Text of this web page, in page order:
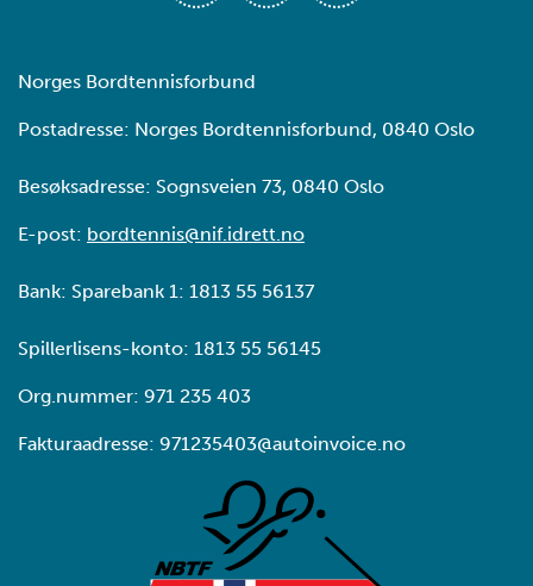
Norges Bordtennisforbund
Postadresse: Norges Bordtennisforbund, 0840 Oslo
Besøksadresse: Sognsveien 73, 0840 Oslo
E-post: bordtennis@nif.idrett.no
Bank: Sparebank 1: 1813 55 56137
Spillerlisens-konto: 1813 55 56145
Org.nummer: 971 235 403
Fakturaadresse: 971235403@autoinvoice.no